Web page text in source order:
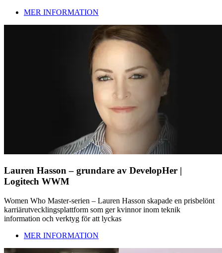
MER INFORMATION
Lauren Hasson – grundare av DevelopHer |
Logitech WWM
Women Who Master-serien – Lauren Hasson skapade en prisbelönt
karriärutvecklingsplattform som ger kvinnor inom teknik
information och verktyg för att lyckas
MER INFORMATION